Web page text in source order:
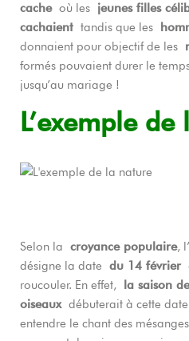
cacheoù les jeunes filles
cachaient tandis que les
donnaient pour objectif de les
formés pouvaient durer le
jusqu’au mariage !
L’exemple
Selon la croyance populaire,
désigne la date du 14 février
roucouler. En effet, la saison
oiseauxdébuterait à cette
entendre le chant des